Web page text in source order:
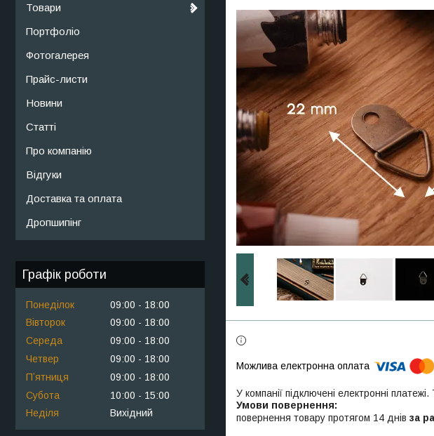
У компанії підключені електронні
повернення товару протягом 14 днів за
Товари
Портфоліо
Фотогалерея
Прайс-листи
Новини
Статті
Про компанію
Відгуки
Доставка та оплата
Дропшипінг
Графік роботи
Понеділок 09:00
18:00
Вівторок
09:00
18:00
Середа
09:00
18:00
Четвер
09:00
18:00
Пʼятниця
09:00
18:00
Субота
10:00
15:00
Неділя
Вихідний